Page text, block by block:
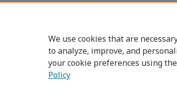
We use cookies that are
to analyze, improve, and
your cookie preferences using the
Policy